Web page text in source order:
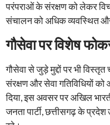
परंपराओं के संरक्षण को लेकर
संचालन को अधिक व्यवस्थित और
गौसेवा पर विशेष
गौसेवा से जुड़े मुद्दों पर भी विस्तृत
संरक्षण और सेवा गतिविधियों
दिया, इस अवसर पर अखिल
जनता पार्टी, छत्तीसगढ़ के